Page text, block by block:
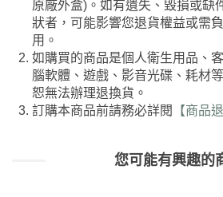
原廠外盒)。如有遺失、毀損或缺
狀者，可能影響您退貨權益或需
用。
如購買的商品是個人衛生用品、
腦軟體、遊戲、影音光碟、耗材
恕無法辦理退換貨。
訂購本商品前請務必詳閱
【商品
您可能有興趣的